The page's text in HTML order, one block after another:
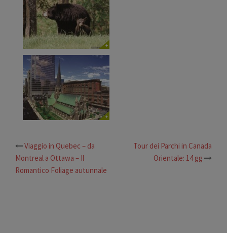
Navigazione
articolo
Viaggio in Quebec – da
Montreal a Ottawa – Il
Romantico Foliage autunnale
Tour dei Parchi in Canada
Orientale: 14 gg